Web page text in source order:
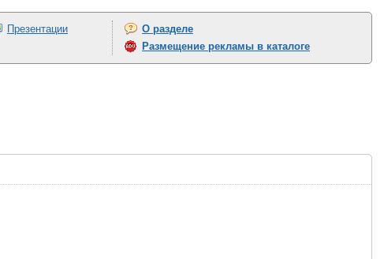
Презентации
О разделе
Размещение рекламы в каталоге